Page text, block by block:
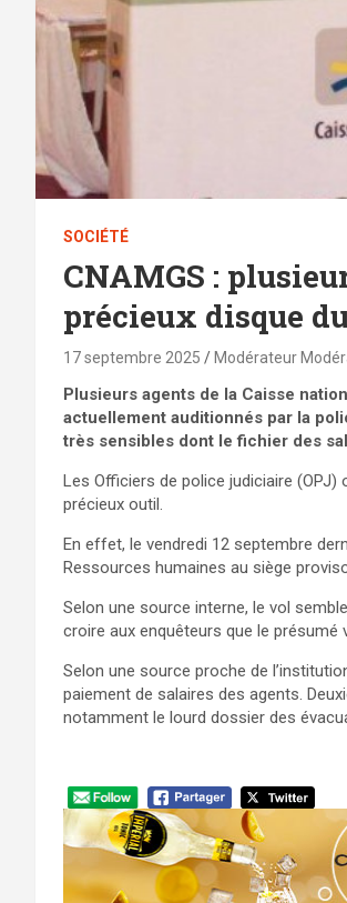
SOCIÉTÉ
CNAMGS :
précieux disque
17 septembre 2025 Modérateur
Plusieurs agents de la Caisse
actuellement auditionnés par la
très sensibles dont le fichier des
Les Officiers de police judiciaire (OPJ)
précieux outil.
En effet, le vendredi 12 septembre
Ressources humaines au siège
Selon une source interne, le vol
croire aux enquêteurs que le
Selon une source proche de
paiement de salaires des agents.
notamment le lourd dossier des